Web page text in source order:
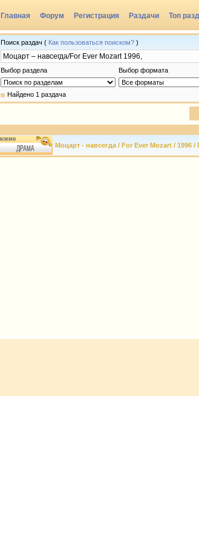
Главная Форум Регистрация Раздачи Топ
Поиск раздач ( Как пользоваться поиском? )
Выбор раздела Выбор формата
Найдено 1 раздача
Моцарт - навсегда / For Ever Mozart / 1996